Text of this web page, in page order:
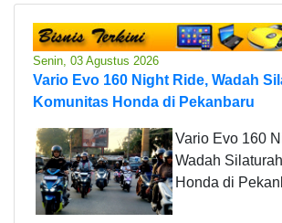
Senin, 03 Agustus 2026
Vario Evo 160 Night Ride, Wadah
Komunitas Honda di Pekanbaru
Vario Evo 160
Wadah
Honda di